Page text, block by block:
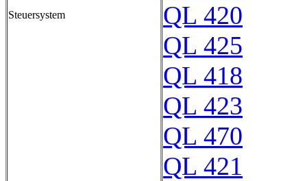
Steuersystem
QL 420
QL 425
QL 418
QL 423
QL 470
QL 421